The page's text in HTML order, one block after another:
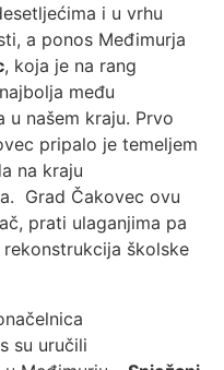
i u vrhu
a ponos Međimurja
, koja je na rang
među
u našem kraju. Prvo
pripalo je temeljem
na kraju
Grad Čakovec ovu
prati ulaganjima pa
školske
su uručili